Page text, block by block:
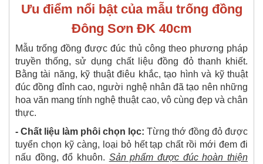
Ưu điểm nổi bật của mẫu trống đồng
Đông Sơn ĐK 40cm
Mẫu trống đồng được đúc thủ công theo phương pháp
truyền thống, sử dụng chất liệu đồng đỏ thanh khiết.
Bằng tài năng, kỹ thuật điêu khắc, tạo hình và kỹ thuật
đúc đồng đỉnh cao, người nghệ nhân đã tạo nên những
hoa văn mang tính nghệ thuật cao, vô cùng đẹp và chân
thực.
- Chất liệu làm phôi chọn lọc: Từng thớ đồng đỏ được
tuyển chọn kỹ càng, loại bỏ hết tạp chất rồi mới đem đi
nấu đồng, đổ khuôn. Sản phẩm được đúc hoàn thiện